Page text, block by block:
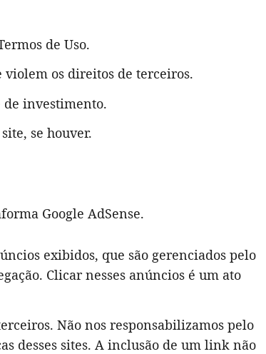
de Uso.
os direitos de terceiros.
de investimento.
se houver.
Google AdSense.
exibidos, que são gerenciados pelo
Clicar nesses anúncios é um ato
Não nos responsabilizamos pelo
desses sites. A inclusão de um link não